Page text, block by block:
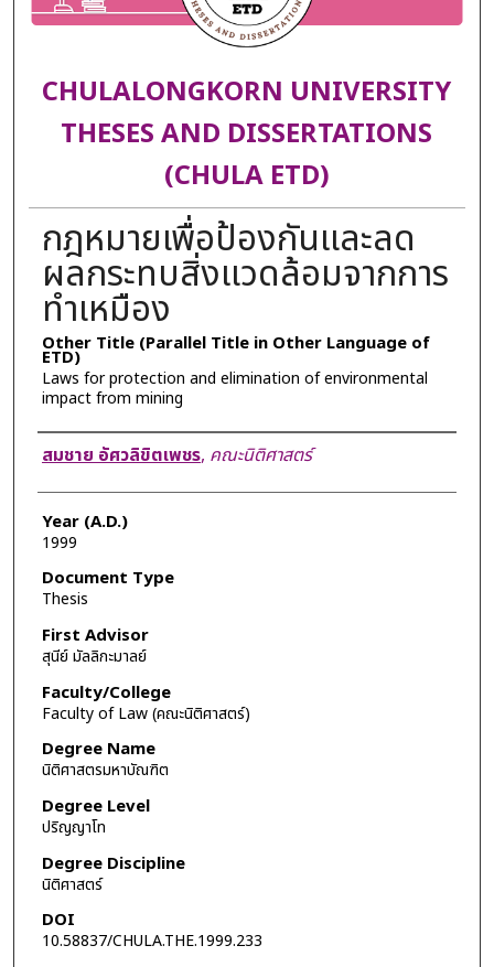
CHULALONGKORN UNIVERSITY
THESES AND DISSERTATIONS
(CHULA ETD)
กฎหมายเพื่อป้องกันและลด
ผลกระทบสิ่งแวดล้อมจากการ
ทำเหมือง
Other Title (Parallel Title in Other Language of
ETD)
Laws for protection and elimination of environmental
impact from mining
Author
สมชาย อัศวลิขิตเพชร, คณะนิติศาสตร์
Year (A.D.)
1999
Document Type
Thesis
First Advisor
สุนีย์ มัลลิกะมาลย์
Faculty/College
Faculty of Law (คณะนิติศาสตร์)
Degree Name
นิติศาสตรมหาบัณฑิต
Degree Level
ปริญญาโท
Degree Discipline
นิติศาสตร์
DOI
10.58837/CHULA.THE.1999.233